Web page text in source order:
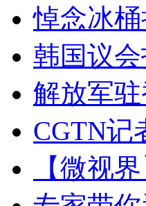
悼念冰
韩国议
解放军
CGTN记
【微视